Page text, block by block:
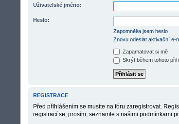
Uživatelské jméno:
Heslo:
Zapomněl/a jsem heslo
Znovu odeslat aktivační e-
Zapamatovat si mě
Skrýt během tohoto
REGISTRACE
Před přihlášením se musíte na fóru zaregistrovat.
registrací se, prosím, seznamte s našimi podmínkami